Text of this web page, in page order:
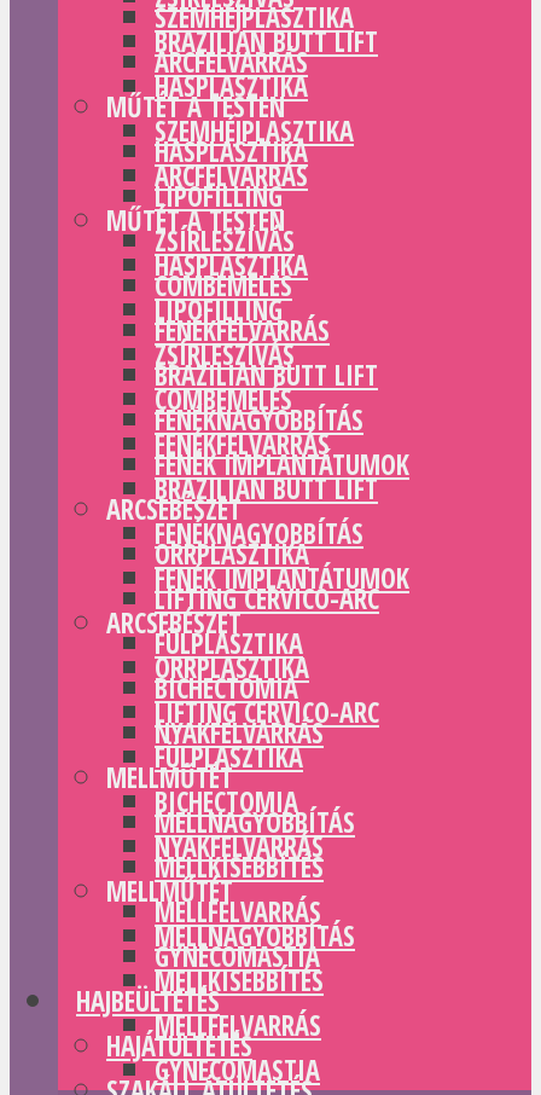
SZEMHÉJPLASZTIKA
ARCFELVARRÁS
MŰTÉT A TESTEN
HASPLASZTIKA
LIPOFILLING
ZSÍRLESZÍVÁS
COMBEMELÉS
FENÉKFELVARRÁS
BRAZILIAN BUTT LIFT
FENÉKNAGYOBBÍTÁS
FENÉK IMPLANTÁTUMOK
ARCSEBÉSZET
ORRPLASZTIKA
LIFTING CERVICO-ARC
FÜLPLASZTIKA
BICHECTOMIA
NYAKFELVARRÁS
MELLMŰTÉT
MELLNAGYOBBÍTÁS
MELLKISEBBÍTÉS
MELLFELVARRÁS
GYNECOMASTIA
HAJBEÜLTETÉS
HAJÁTÜLTETÉS
BRAZILIAN BUTT LIFT
HASPLASZTIKA
SZEMHÉJPLASZTIKA
ARCFELVARRÁS
MŰTÉT A TESTEN
HASPLASZTIKA
LIPOFILLING
ZSÍRLESZÍVÁS
COMBEMELÉS
FENÉKFELVARRÁS
BRAZILIAN BUTT LIFT
FENÉKNAGYOBBÍTÁS
FENÉK IMPLANTÁTUMOK
ARCSEBÉSZET
ORRPLASZTIKA
LIFTING CERVICO-ARC
FÜLPLASZTIKA
BICHECTOMIA
NYAKFELVARRÁS
MELLMŰTÉT
MELLNAGYOBBÍTÁS
MELLKISEBBÍTÉS
MELLFELVARRÁS
GYNECOMASTIA